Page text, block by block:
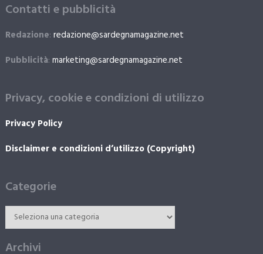
Contatti e pubblicità
Redazione: redazione@sardegnamagazine.net
Pubblicità: marketing@sardegnamagazine.net
Privacy, cookie e condizioni di utilizzo
Privacy Policy
Disclaimer e condizioni d’utilizzo (Copyright)
Categorie
Archivi